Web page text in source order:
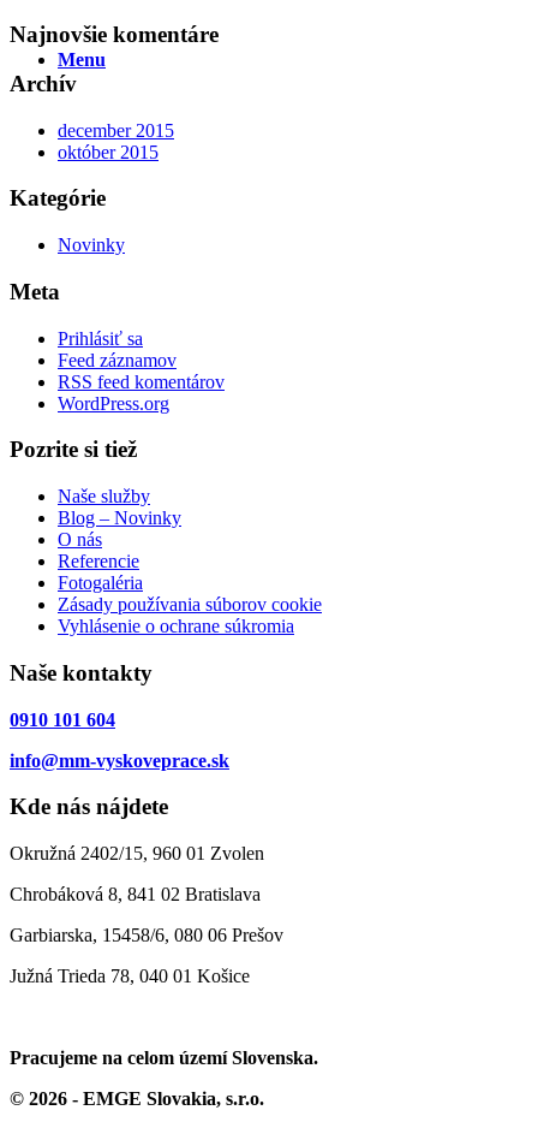
Menu
Najnovšie komentáre
Archív
december 2015
október 2015
Kategórie
Novinky
Meta
Prihlásiť sa
Feed záznamov
RSS feed komentárov
WordPress.org
Pozrite si tiež
Naše služby
Blog – Novinky
O nás
Referencie
Fotogaléria
Zásady používania súborov cookie
Vyhlásenie o ochrane súkromia
Naše kontakty
0910 101 604
info@mm-vyskoveprace.sk
Kde nás nájdete
Okružná 2402/15, 960 01 Zvolen
Chrobáková 8, 841 02 Bratislava
Garbiarska, 15458/6, 080 06 Prešov
Južná Trieda 78, 040 01 Košice
Pracujeme na celom území Slovenska.
© 2026 - EMGE Slovakia, s.r.o.